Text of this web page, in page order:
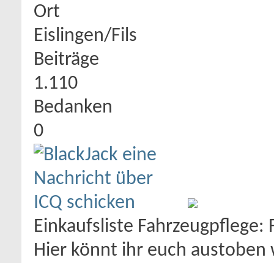
Ort
Eislingen/Fils
Beiträge
1.110
Bedanken
0
Einkaufsliste
Hier könnt ihr euch